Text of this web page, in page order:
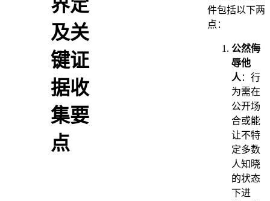
界定
及关
键证
据收
集要
点
件包括以下两
点：
公然侮
辱他
人 ：行
为需在
公开场
合或能
让不特
定多数
人知晓
的状态
下进